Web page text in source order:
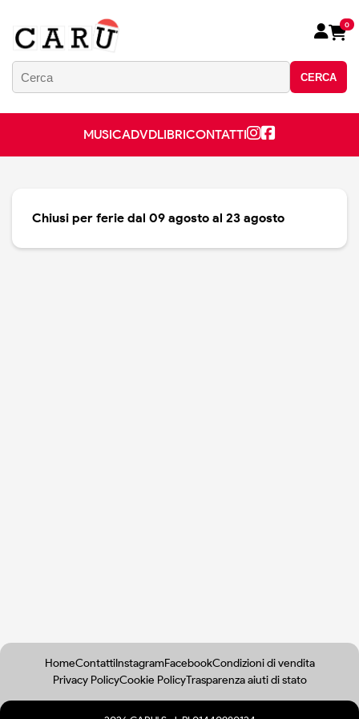
CERCA
0
MUSICADVDLIBRICONTATTI
Chiusi per ferie dal 09 agosto al 23 agosto
HomeContattiInstagramFacebookCondizioni di vendita
Privacy PolicyCookie PolicyTrasparenza aiuti di stato